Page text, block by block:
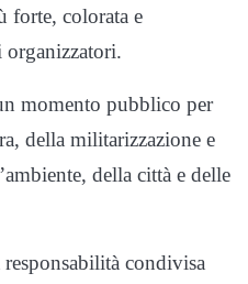
forte, colorata e
organizzatori.
momento pubblico per
della militarizzazione e
della città e delle
condivisa